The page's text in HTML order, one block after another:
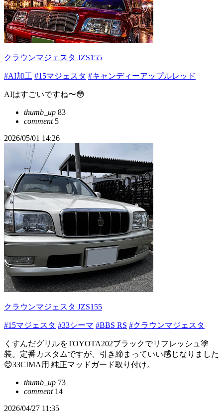
クラウンマジェスタ JZS155
#AI加工 #15マジェスタ #キャンディーアップルレッド
AIはすごいですね〜😳
thumb_up 83
comment5
2026/05/01 14:26
クラウンマジェスタ JZS155
#15マジェスタ #33シーマ #BBS RS #クラウンマジェスタ
くすんだグリルをTOYOTA202ブラックでリフレッシュ塗
装。定番カスタムですが、引き締まっていい感じなりました
😊33CIMA用 純正マッドガード取り付け。
thumb_up 73
comment14
2026/04/27 11:35